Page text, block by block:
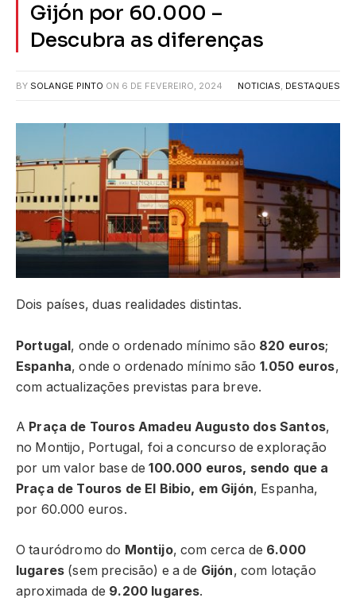
Gijón por 60.000 –
Descubra as diferenças
BY SOLANGE PINTO ON 6 DE FEVEREIRO, 2024 NOTICIAS, DESTAQUES
Dois países, duas realidades distintas.
Portugal, onde o ordenado mínimo são 820 euros;
Espanha, onde o ordenado mínimo são 1.050 euros,
com actualizações previstas para breve.
A Praça de Touros Amadeu Augusto dos Santos,
no Montijo, Portugal, foi a concurso de exploração
por um valor base de100.000 euros, sendo que a
Praça de Touros de El Bibio, em Gijón, Espanha,
por 60.000 euros.
O tauródromo do Montijo, com cerca de 6.000
lugares (sem precisão) e a de Gijón, com lotação
aproximada de 9.200 lugares.